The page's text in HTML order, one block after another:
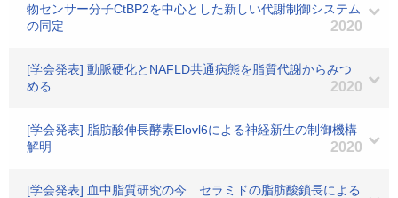
物センサー分子CtBP2を中心とした新しい代謝制御システム
の同定
2020
[学会発表] 動脈硬化とNAFLD共通病態を脂質代謝からみつ
める
2020
[学会発表] 脂肪酸伸長酵素Elovl6による神経新生の制御機構
解明
2020
[学会発表] 血中脂質研究の今 セラミドの脂肪酸鎖長による